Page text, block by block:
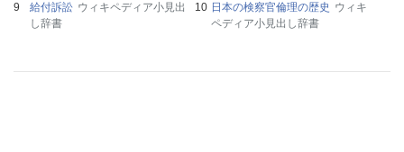
給付訴訟 ウィキペディア小見出
し辞書
日本の検察官倫理の歴史 ウィキ
ペディア小見出し辞書